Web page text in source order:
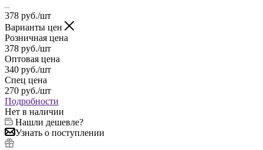
378 руб./шт
Варианты цен
Розничная цена
378 руб./шт
Оптовая цена
340 руб./шт
Спец цена
270 руб./шт
Подробности
Нет в наличии
Нашли дешевле?
Узнать о поступлении